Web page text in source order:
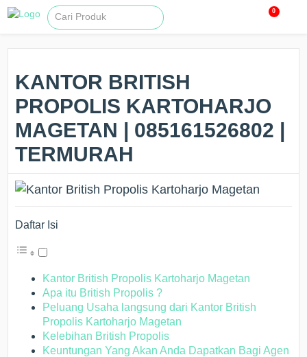
0
KANTOR BRITISH
PROPOLIS KARTOHARJO
MAGETAN | 085161526802 |
TERMURAH
Daftar Isi
Kantor British Propolis Kartoharjo Magetan
Apa itu British Propolis ?
Peluang Usaha langsung dari Kantor British
Propolis Kartoharjo Magetan
Kelebihan British Propolis
Keuntungan Yang Akan Anda Dapatkan Bagi Agen